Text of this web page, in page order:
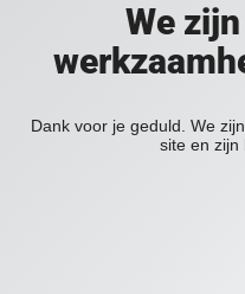
We
Dank voor je geduld. We
site en zijn